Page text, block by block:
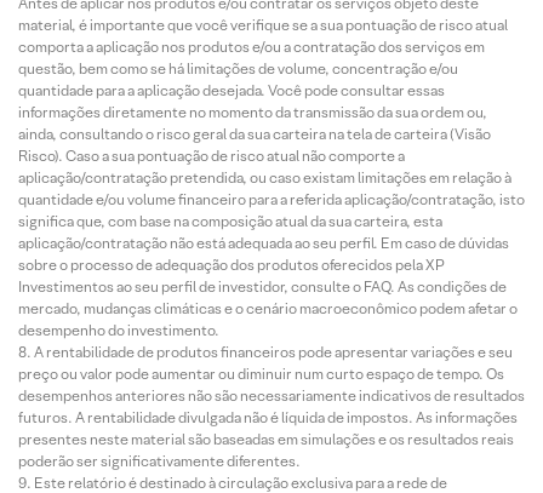
material, é importante que você verifique se a sua pontuação de risco atual
comporta a aplicação nos produtos e/ou a contratação dos serviços em
questão, bem como se há limitações de volume, concentração e/ou
quantidade para a aplicação desejada. Você pode consultar essas
informações diretamente no momento da transmissão da sua ordem ou,
ainda, consultando o risco geral da sua carteira na tela de carteira (Visão
Risco). Caso a sua pontuação de risco atual não comporte a
aplicação/contratação pretendida, ou caso existam limitações em relação à
quantidade e/ou volume financeiro para a referida aplicação/contratação, isto
significa que, com base na composição atual da sua carteira, esta
aplicação/contratação não está adequada ao seu perfil. Em caso de dúvidas
sobre o processo de adequação dos produtos oferecidos pela XP
Investimentos ao seu perfil de investidor, consulte o FAQ. As condições de
mercado, mudanças climáticas e o cenário macroeconômico podem afetar o
desempenho do investimento.
A rentabilidade de produtos financeiros pode apresentar variações e seu
preço ou valor pode aumentar ou diminuir num curto espaço de tempo. Os
desempenhos anteriores não são necessariamente indicativos de resultados
futuros. A rentabilidade divulgada não é líquida de impostos. As informações
presentes neste material são baseadas em simulações e os resultados reais
poderão ser significativamente diferentes.
Este relatório é destinado à circulação exclusiva para a rede de